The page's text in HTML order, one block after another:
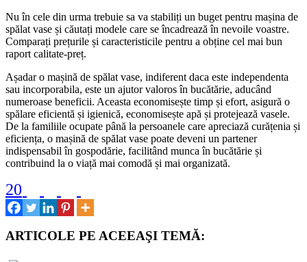
Nu în cele din urma trebuie sa va stabiliți un buget pentru mașina de
spălat vase și căutați modele care se încadrează în nevoile voastre.
Comparați prețurile și caracteristicile pentru a obține cel mai bun
raport calitate-preț.
Așadar o mașină de spălat vase, indiferent daca este independenta
sau incorporabila, este un ajutor valoros în bucătărie, aducând
numeroase beneficii. Aceasta economisește timp și efort, asigură o
spălare eficientă și igienică, economisește apă și protejează vasele.
De la familiile ocupate până la persoanele care apreciază curățenia și
eficiența, o mașină de spălat vase poate deveni un partener
indispensabil în gospodărie, facilitând munca în bucătărie și
contribuind la o viață mai comodă și mai organizată.
20
ARTICOLE PE ACEEAŞI TEMĂ: